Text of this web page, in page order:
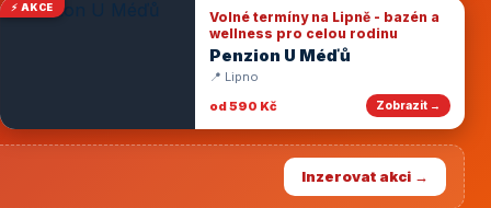
⚡ AKCE
Volné termíny na Lipně - bazén a
wellness pro celou rodinu
Penzion U Méďů
📍 Lipno
od 590 Kč
Zobrazit →
Inzerovat akci →